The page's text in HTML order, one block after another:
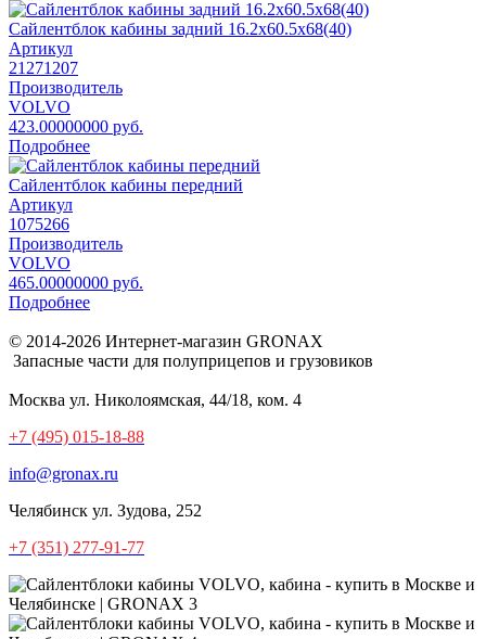
Сайлентблок кабины задний 16.2x60.5x68(40)
Артикул
21271207
Производитель
VOLVO
423.00000000 руб.
Подробнее
Сайлентблок кабины передний
Артикул
1075266
Производитель
VOLVO
465.00000000 руб.
Подробнее
© 2014-2026 Интернет-магазин GRONAX
Запасные части для полуприцепов и грузовиков
Москва ул. Николоямская, 44/18, ком. 4
+7 (495) 015-18-88
info@gronax.ru
Челябинск ул. Зудова, 252
+7 (351) 277-91-77